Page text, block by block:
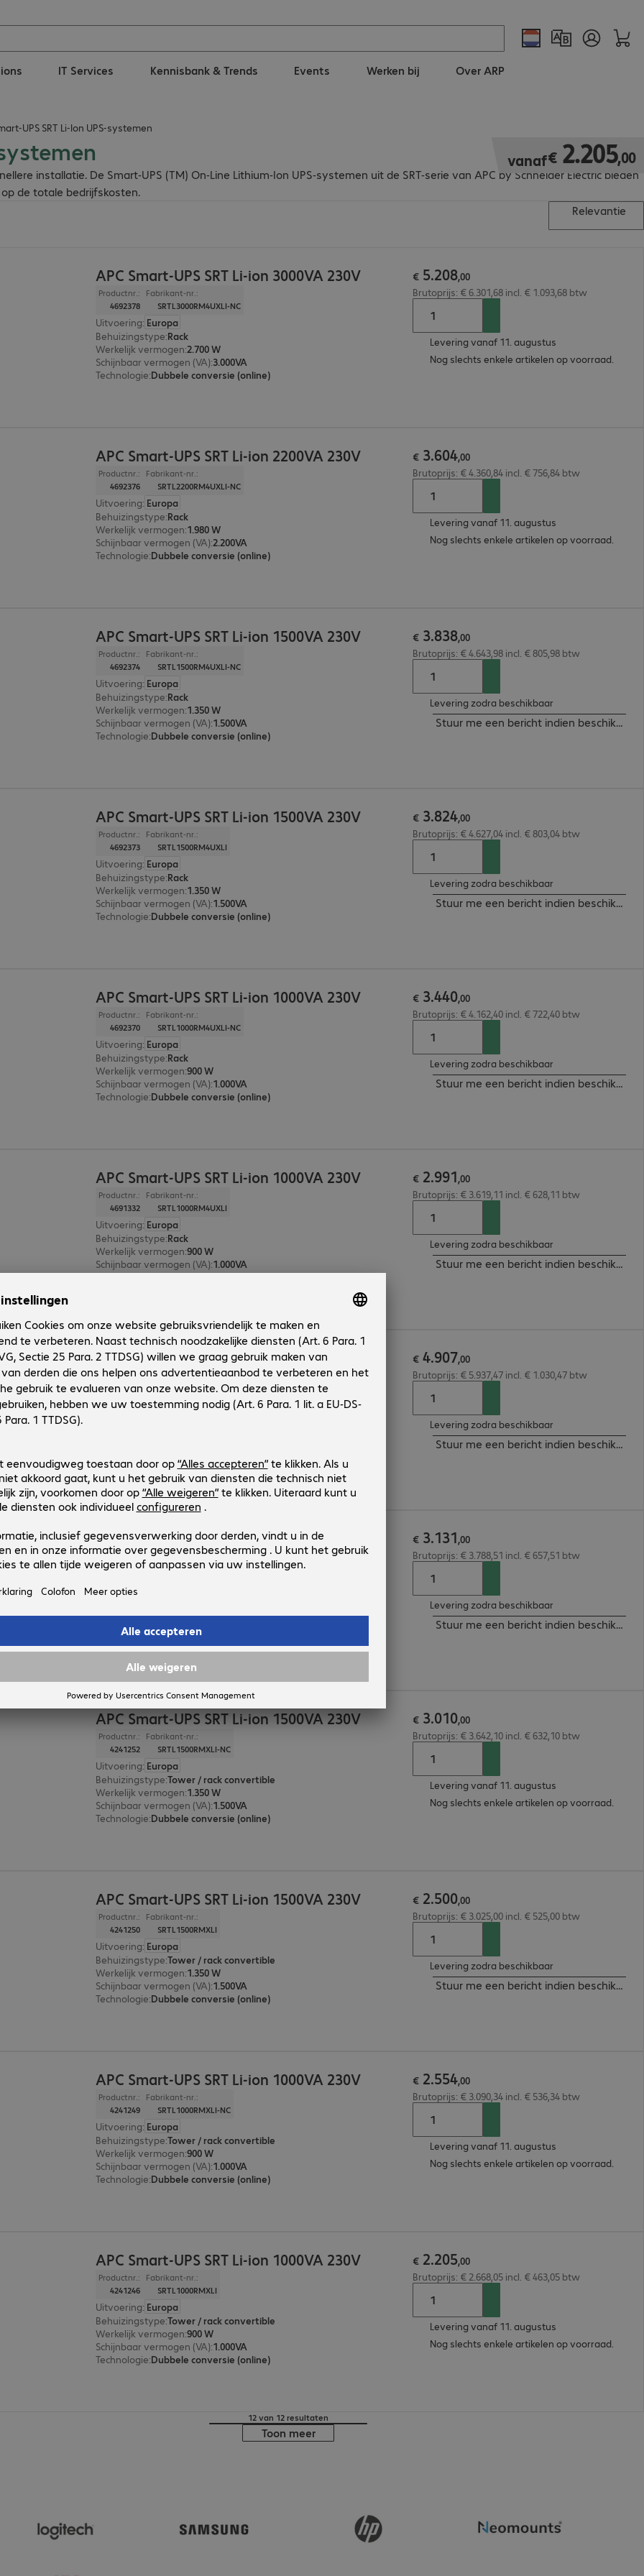
IT Services Kennisbank & Trends Events Werken bij Over ARP
UPS SRT Li-Ion UPS-systemen
installatie. De Smart-UPS (TM) On-Line Lithium-Ion UPS-systemen uit de SRT-serie van APC by Schneider Electric bieden
de totale bedrijfskosten.
vanaf€ 2.205,00
€ 2.205,00
Relevantie
APC Smart-UPS SRT Li-ion 3000VA 230V
Productnr.:
4692378
Fabrikant-nr.:
SRTL3000RM4UXLI-NC
Uitvoering: Europa
Behuizingstype:Rack
Werkelijk vermogen:2.700 W
Schijnbaar vermogen (VA):3.000VA
Technologie:Dubbele conversie (online)
€ 5.208,00
Brutoprijs: € 6.301,68 incl. € 1.093,68 btw
Levering vanaf 11. augustus
Nog slechts enkele artikelen op voorraad.
APC Smart-UPS SRT Li-ion 2200VA 230V
Productnr.:
4692376
Fabrikant-nr.:
SRTL2200RM4UXLI-NC
Uitvoering: Europa
Behuizingstype:Rack
Werkelijk vermogen:1.980 W
Schijnbaar vermogen (VA):2.200VA
Technologie:Dubbele conversie (online)
€ 3.604,00
Brutoprijs: € 4.360,84 incl. € 756,84 btw
Levering vanaf 11. augustus
Nog slechts enkele artikelen op voorraad.
APC Smart-UPS SRT Li-ion 1500VA 230V
Productnr.:
4692374
Fabrikant-nr.:
SRTL1500RM4UXLI-NC
Uitvoering: Europa
Behuizingstype:Rack
Werkelijk vermogen:1.350 W
Schijnbaar vermogen (VA):1.500VA
Technologie:Dubbele conversie (online)
€ 3.838,00
Brutoprijs: € 4.643,98 incl. € 805,98 btw
Levering zodra beschikbaar
Stuur me een bericht indien beschikbaar
APC Smart-UPS SRT Li-ion 1500VA 230V
Productnr.:
4692373
Fabrikant-nr.:
SRTL1500RM4UXLI
Uitvoering: Europa
Behuizingstype:Rack
Werkelijk vermogen:1.350 W
Schijnbaar vermogen (VA):1.500VA
Technologie:Dubbele conversie (online)
€ 3.824,00
Brutoprijs: € 4.627,04 incl. € 803,04 btw
Levering zodra beschikbaar
Stuur me een bericht indien beschikbaar
APC Smart-UPS SRT Li-ion 1000VA 230V
Productnr.:
4692370
Fabrikant-nr.:
SRTL1000RM4UXLI-NC
Uitvoering: Europa
Behuizingstype:Rack
Werkelijk vermogen:900 W
Schijnbaar vermogen (VA):1.000VA
Technologie:Dubbele conversie (online)
€ 3.440,00
Brutoprijs: € 4.162,40 incl. € 722,40 btw
Levering zodra beschikbaar
Stuur me een bericht indien beschikbaar
APC Smart-UPS SRT Li-ion 1000VA 230V
Productnr.:
4691332
Fabrikant-nr.:
SRTL1000RM4UXLI
Uitvoering: Europa
Behuizingstype:Rack
Werkelijk vermogen:900 W
Schijnbaar vermogen (VA):1.000VA
Technologie:Dubbele conversie (online)
€ 2.991,00
Brutoprijs: € 3.619,11 incl. € 628,11 btw
Levering zodra beschikbaar
Stuur me een bericht indien beschikbaar
APC Smart-UPS SRT Li-ion 3000VA 230V
Productnr.:
4691327
Fabrikant-nr.:
SRTL3000RM4UXLI
Uitvoering: Europa
Technologie
Dubbele conversie (online)
€ 4.907,00
Brutoprijs: € 5.937,47 incl. € 1.030,47 btw
Levering zodra beschikbaar
Stuur me een bericht indien beschikbaar
APC Smart-UPS SRT Li-ion 2200VA 230V
Productnr.:
4690772
Fabrikant-nr.:
SRTL2200RM4UXLI
Uitvoering
Behuizingstype
Schijnbaar vermogen (VA)
Technologie:Dubbele conversie (online)
€ 3.131,00
Brutoprijs: € 3.788,51 incl. € 657,51 btw
Levering zodra beschikbaar
Stuur me een bericht indien beschikbaar
APC Smart-UPS SRT Li-ion 1500VA 230V
Productnr.:
4241252
Fabrikant-nr.:
SRTL1500RMXLI-NC
Uitvoering: Europa
Behuizingstype:Tower / rack convertible
Werkelijk vermogen:1.350 W
Schijnbaar vermogen (VA):1.500VA
Technologie:Dubbele conversie (online)
€ 3.010,00
Brutoprijs: € 3.642,10 incl. € 632,10 btw
Levering vanaf 11. augustus
Nog slechts enkele artikelen op voorraad.
APC Smart-UPS SRT Li-ion 1500VA 230V
Productnr.:
4241250
Fabrikant-nr.:
SRTL1500RMXLI
Uitvoering: Europa
Behuizingstype:Tower / rack convertible
Werkelijk vermogen:1.350 W
Schijnbaar vermogen (VA):1.500VA
Technologie:Dubbele conversie (online)
€ 2.500,00
Brutoprijs: € 3.025,00 incl. € 525,00 btw
Levering zodra beschikbaar
Stuur me een bericht indien beschikbaar
APC Smart-UPS SRT Li-ion 1000VA 230V
Productnr.:
4241249
Fabrikant-nr.:
SRTL1000RMXLI-NC
Uitvoering: Europa
Behuizingstype:Tower / rack convertible
Werkelijk vermogen:900 W
Schijnbaar vermogen (VA):1.000VA
Technologie:Dubbele conversie (online)
€ 2.554,00
Brutoprijs: € 3.090,34 incl. € 536,34 btw
Levering vanaf 11. augustus
Nog slechts enkele artikelen op voorraad.
APC Smart-UPS SRT Li-ion 1000VA 230V
Productnr.:
4241246
Fabrikant-nr.:
SRTL1000RMXLI
Uitvoering: Europa
Behuizingstype:Tower / rack convertible
Werkelijk vermogen:900 W
Schijnbaar vermogen (VA):1.000VA
Technologie:Dubbele conversie (online)
€ 2.205,00
Brutoprijs: € 2.668,05 incl. € 463,05 btw
Levering vanaf 11. augustus
Nog slechts enkele artikelen op voorraad.
12 van 12 resultaten
Toon meer